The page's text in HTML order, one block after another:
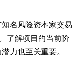
名风险资本家交易
了解项目的当前阶
力也至关重要。